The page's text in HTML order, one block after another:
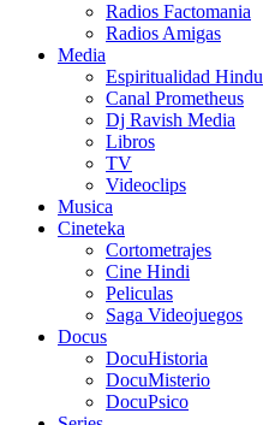
Radios Factomania
Radios Amigas
Media
Espiritualidad Hindu
Canal Prometheus
Dj Ravish Media
Libros
TV
Videoclips
Musica
Cineteka
Cortometrajes
Cine Hindi
Peliculas
Saga Videojuegos
Docus
DocuHistoria
DocuMisterio
DocuPsico